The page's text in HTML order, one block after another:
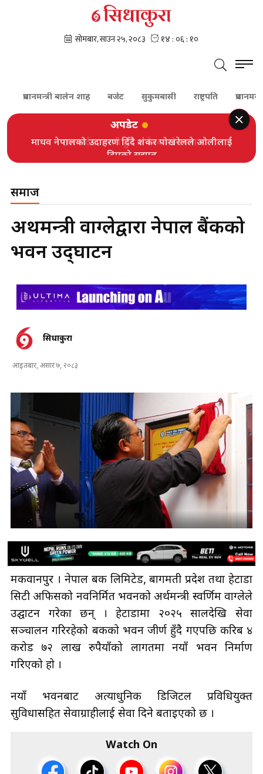
प्रधानमन्त्री बालेन शाह सुकुमबासी राष्ट्रपति प्रधानमन्त्री
अपडेट
माधव नेपालको उदाहरण दिँदै शंकर पोखरेलले ओलीलाई
दिएको सुझाव
समाज
अर्थमन्त्री वाग्लेद्वारा नेपाल बैंकको
भवन उद्‍घाटन
सिधाकुरा
मकवानपुर । नेपाल बैंक लिमिटेड, बागमती प्रदेश तथा हेटौंडा
सिटी अफिसको नवनिर्मित भवनको अर्थमन्त्री स्वर्णिम वाग्लेले
उद्घाटन गरेका छन् । हेटौंडामा २०२५ सालदेखि सेवा
सञ्चालन गरिरहेको बैंकको भवन जीर्ण हुँदै गएपछि करिब ४
करोड ७२ लाख रुपैयाँको लागतमा नयाँ भवन निर्माण
गरिएको हो ।
नयाँ भवनबाट अत्याधुनिक डिजिटल प्रविधियुक्त
सुविधासहित सेवाग्राहीलाई सेवा दिने बताइएको छ ।
Watch On